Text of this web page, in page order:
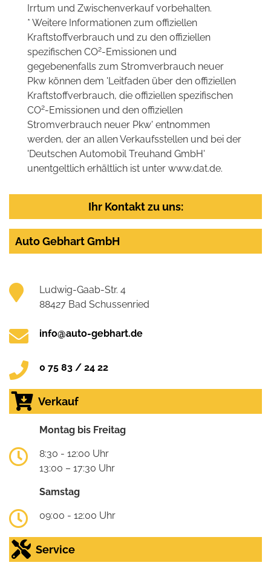
Irrtum und Zwischenverkauf vorbehalten.
* Weitere Informationen zum offiziellen
Kraftstoffverbrauch und zu den offiziellen
spezifischen CO2-Emissionen und
gegebenenfalls zum Stromverbrauch neuer
Pkw können dem 'Leitfaden über den offiziellen
Kraftstoffverbrauch, die offiziellen spezifischen
CO2-Emissionen und den offiziellen
Stromverbrauch neuer Pkw' entnommen
werden, der an allen Verkaufsstellen und bei der
'Deutschen Automobil Treuhand GmbH'
unentgeltlich erhältlich ist unter www.dat.de.
Ihr Kontakt zu uns:
Auto Gebhart GmbH
Ludwig-Gaab-Str. 4
88427 Bad Schussenried
info@auto-gebhart.de
0 75 83 / 24 22
Verkauf
Montag bis Freitag
8:30 - 12:00 Uhr
13:00 – 17:30 Uhr
Samstag
09:00 - 12:00 Uhr
Service